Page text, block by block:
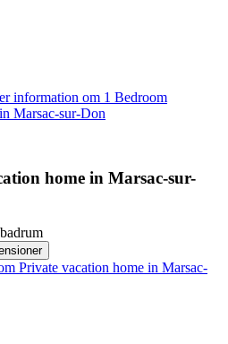
information om 1 Bedroom
Marsac-sur-Don
home in Marsac-sur-
Private vacation home in Marsac-